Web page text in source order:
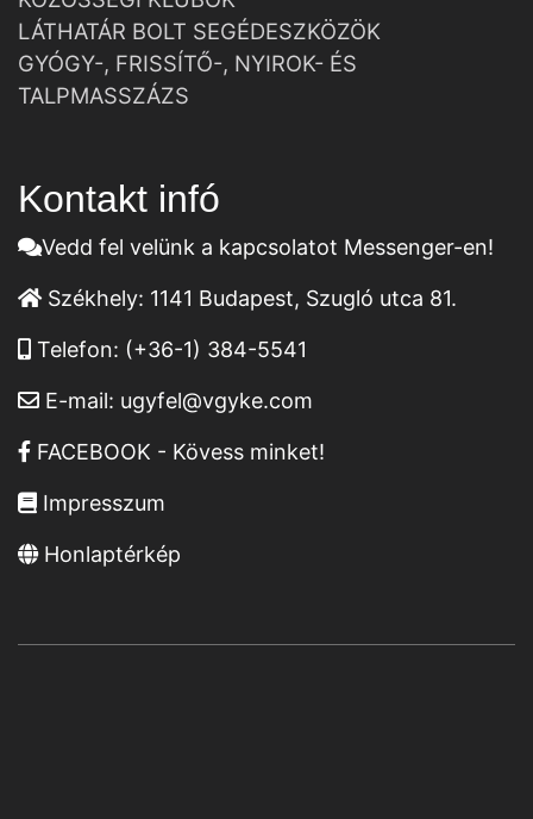
LÁTHATÁR BOLT SEGÉDESZKÖZÖK
GYÓGY-, FRISSÍTŐ-, NYIROK- ÉS
TALPMASSZÁZS
Kontakt infó
Vedd fel velünk a kapcsolatot Messenger-en!
Székhely: 1141 Budapest, Szugló utca 81.
Telefon: (+36-1) 384-5541
E-mail: ugyfel@vgyke.com
FACEBOOK - Kövess minket!
Impresszum
Honlaptérkép